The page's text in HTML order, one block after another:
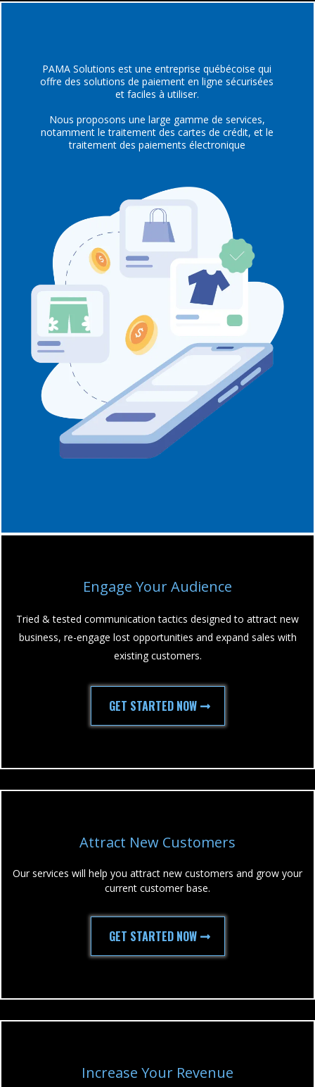
PAMA Solutions est une entreprise québécoise qui
offre des solutions de paiement en ligne sécurisées
et faciles à utiliser.
Nous proposons une large gamme de services,
notamment le traitement des cartes de crédit, et le
traitement des paiements électronique
Engage Your Audience
Tried & tested communication tactics designed to attract new
business, re-engage lost opportunities and expand sales with
existing customers.
GET STARTED NOW
Attract New Customers
Our services will help you attract new customers and grow your
current customer base.
GET STARTED NOW
Increase Your Revenue